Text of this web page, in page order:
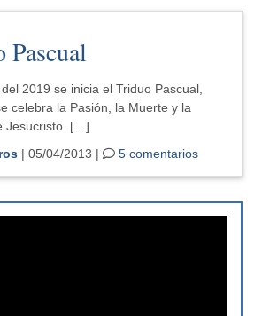
2019 se inicia el Triduo Pascual,
celebra la Pasión, la Muerte y la
Jesucristo. […]
| 05/04/2013 | 5 comentarios